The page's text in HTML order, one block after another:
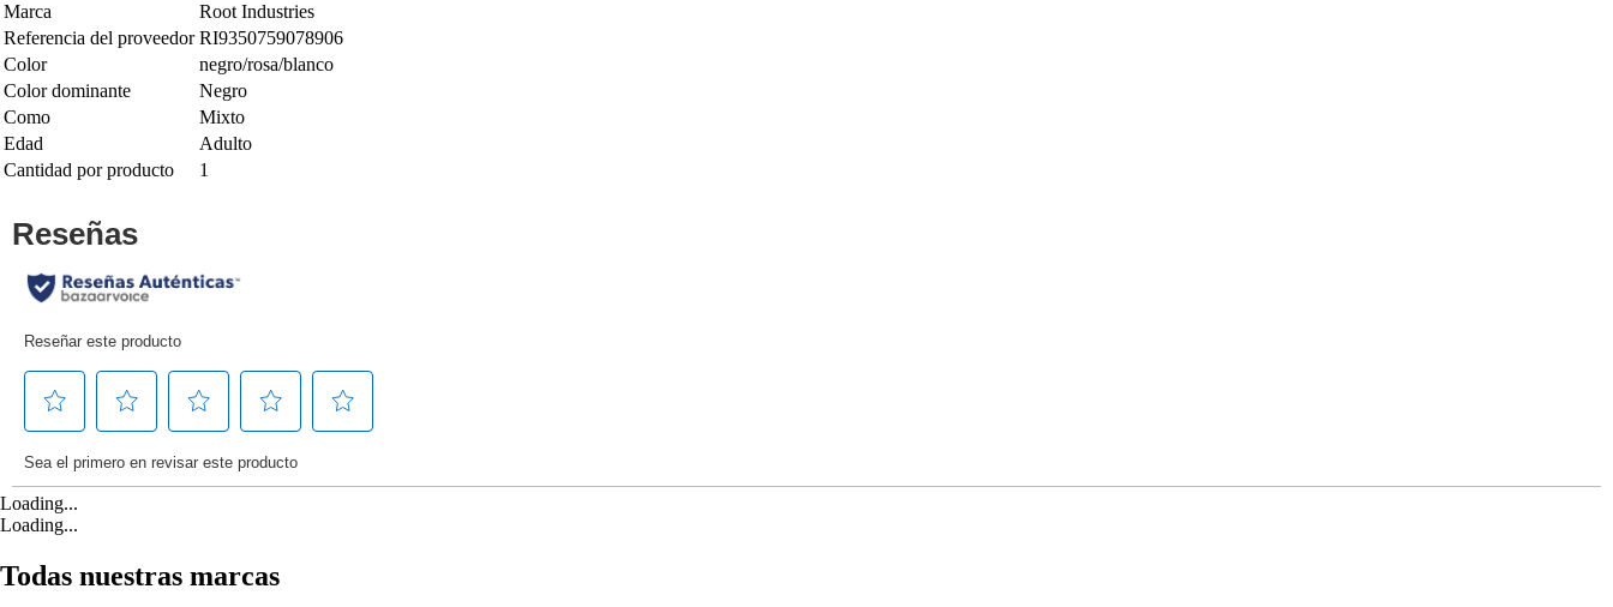
Marca
Root Industries
Referencia del proveedor RI9350759078906
Color
negro/rosa/blanco
Color dominante
Negro
Como
Mixto
Edad
Adulto
Cantidad por producto
1
Loading...
Loading...
Todas nuestras marcas